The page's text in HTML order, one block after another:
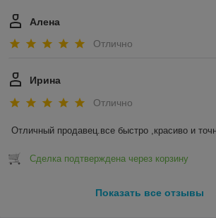
Алена
Отлично
Ирина
Отлично
Отличный продавец.все быстро ,красиво и
Сделка подтверждена через корзину
Показать все отзывы